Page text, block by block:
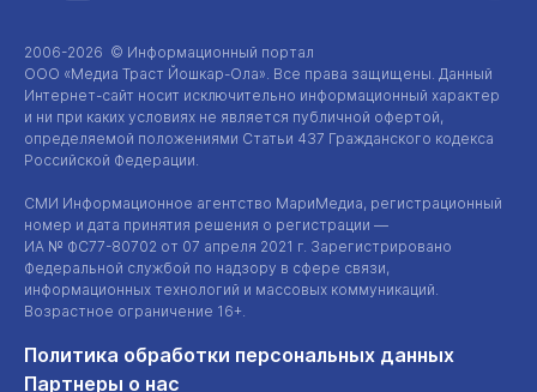
2006-2026 © Информационный портал
ООО «Медиа Траст Йошкар-Ола». Все права защищены. Данный
Интернет-сайт носит исключительно информационный характер
и ни при каких условиях не является публичной офертой,
определяемой положениями Статьи 437 Гражданского кодекса
Российской Федерации.
СМИ Информационное агентство МариМедиа, регистрационный
номер и дата принятия решения о регистрации —
ИА № ФС77-80702 от 07 апреля 2021 г. Зарегистрировано
Федеральной службой по надзору в сфере связи,
информационных технологий и массовых коммуникаций.
Возрастное ограничение 16+.
Политика обработки персональных данных
Партнеры о нас